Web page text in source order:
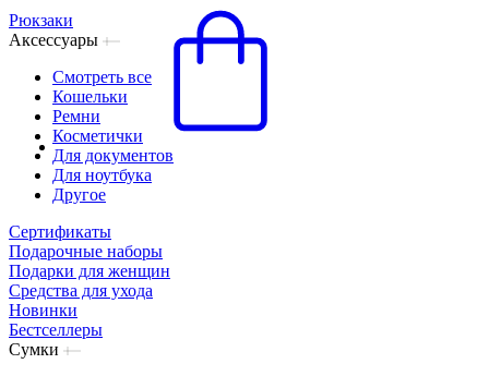
Рюкзаки
Аксессуары
Смотреть все
Кошельки
Ремни
Косметички
Для документов
Для ноутбука
Другое
Сертификаты
Подарочные наборы
Подарки для женщин
Средства для ухода
Новинки
Бестселлеры
Сумки